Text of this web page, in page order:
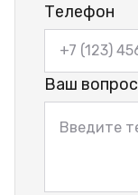
Телефон
Ваш вопрос